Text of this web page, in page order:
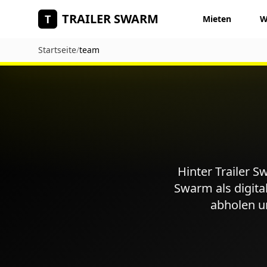
Zum Hauptinhalt springen
T TRAILER SWARM Mieten
Startseite/team
Hinter Trailer
Swarm als
abholen